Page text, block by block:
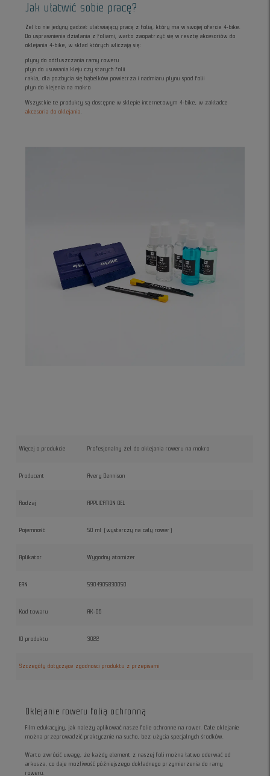
Jak ułatwić sobie pracę?
Żel to nie jedyny gadżet ułatwiający pracę z folią, który ma w swojej ofercie 4-bike.
Do usprawnienia działania z foliami, warto zaopatrzyć się w resztę akcesoriów do
oklejania 4-bike, w skład których wliczają się:
płyny do odtłuszczania ramy roweru
płyn do usuwania kleju czy starych folii
rakla, dla pozbycia się bąbelków powietrza i nadmiaru płynu spod folii
płyn do klejenia na mokro
Wszystkie te produkty są dostępne w sklepie internetowym 4-bike, w zakładce
akcesoria do oklejania
Więcej o produkcie Profesjonalny żel do oklejania roweru na mokro
Producent Avery Dennison
Rodzaj APPLICATION GEL
Pojemność 50 ml (wystarczy na cały rower)
Aplikator Wygodny atomizer
EAN 5904905830050
Kod towaru AK-06
ID produktu 3022
Szczegóły dotyczące zgodności produktu z przepisami
Oklejanie roweru folią ochronną
Film edukacyjny, jak należy aplikować nasze folie ochronne na rower. Całe oklejanie
można przeprowadzić praktycznie na sucho, bez użycia specjalnych środków.
Warto zwrócić uwagę, że każdy element z naszej foli można łatwo oderwać od
arkusza, co daje możliwość późniejszego dokładnego przymierzenia do ramy
roweru.